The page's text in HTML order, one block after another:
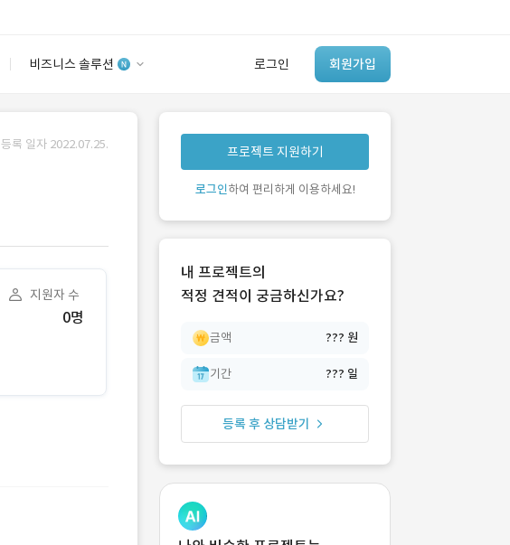
비즈니스 솔루션 로그인 회원가입
안심 코드 케어
유사사례 검색 AI
‘이런 거’ 만들어본
개발 회사 있어?
등록 일자 2022.07.25.
지원자 수
0명
프로젝트 지원하기
로그인하여 편리하게 이용하세요!
내 프로젝트의
적정 견적이 궁금하신가요?
금액 ??? 원
기간 ??? 일
등록 후 상담받기